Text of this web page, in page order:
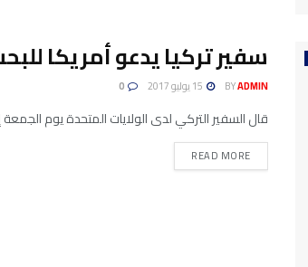
سفير تركيا يدعو أمريكا
BYADMIN
قال السفير التركي لدى الولايات المتحدة يوم
READ MORE